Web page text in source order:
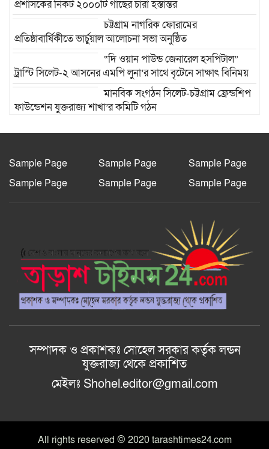
প্রশাসকের নিকট ২০০০টি গাছের চারা হস্তান্তর
চট্টগ্রাম নাগরিক ফোরামের
প্রতিষ্ঠাবার্ষিকীতে ভার্চুয়াল আলোচনা সভা অনুষ্ঠিত
“দি ওয়ান পাউন্ড জেনারেল হসপিটাল”
ট্রাস্টি সিলেট-২ আসনের এমপি লুনা’র সা‌থে বৃটেনে সাক্ষাৎ বিনিময়
মানবিক সংগঠন সিলেট-চট্টগ্রাম ফ্রেন্ডশিপ
ফাউন্ডেশন যুক্তরাজ্য শাখা’র কমিটি গঠন
বাংলাদেশ জাতীয়তাবাদী স্বেচ্ছাসেবক
বিকাশ, কুরআন বিতরণ ও ফলাফল প্রকাশ অনুষ্ঠান ২০২৬ অনুষ্ঠিত।
Sample Page Sample Page
Sample Page
Sample Page
Sample Page Sample Page
সম্পাদক ও প্রকাশকঃ সোহেল সরকার কর্তৃক লন্ডন
যুক্তরাজ্য থেকে প্রকাশিত
মেইলঃ Shohel.editor@gmail.com
All rights reserved © 2020 tarashtimes24.com